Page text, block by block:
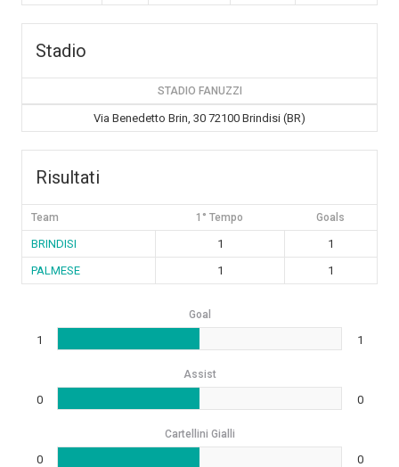
Stadio
STADIO FANUZZI
Via Benedetto Brin, 30 72100 Brindisi (BR)
Risultati
Team 1° Tempo Goals
BRINDISI 1
1
PALMESE
1 1
Goal
1 1
Assist
0 0
Cartellini Gialli
0 0